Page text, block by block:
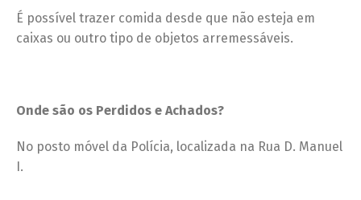
É possível trazer comida desde que não esteja em
caixas ou outro tipo de objetos arremessáveis.
Onde são os Perdidos e Achados?
No posto móvel da Polícia, localizada na Rua D. Manuel
I.